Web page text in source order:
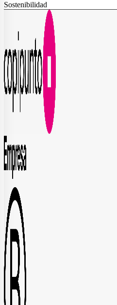
Sostenibilidad